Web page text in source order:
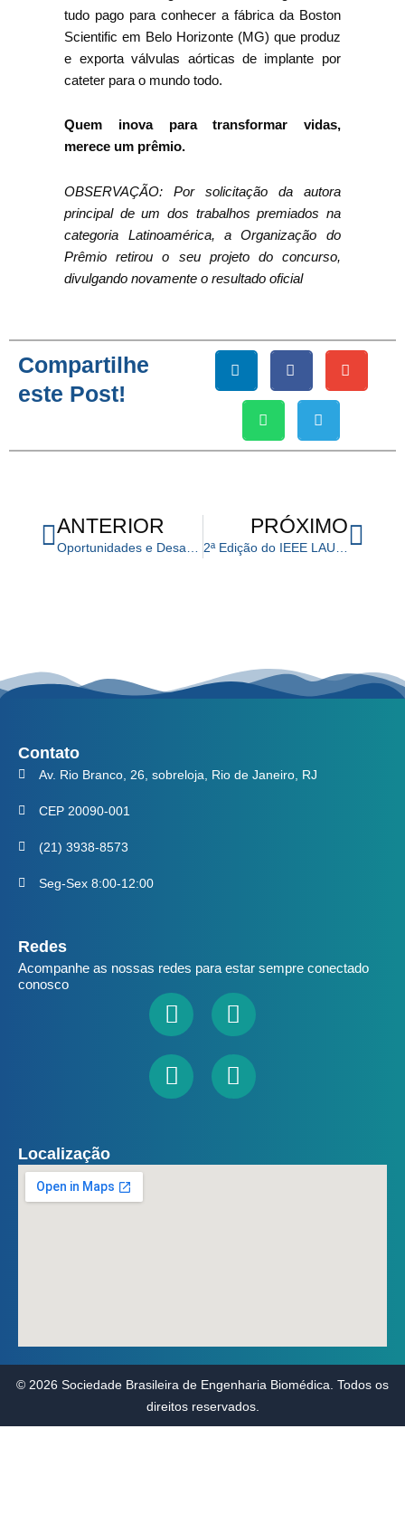
tudo pago para conhecer a fábrica da Boston
Scientific em Belo Horizonte (MG) que produz
e exporta válvulas aórticas de implante por
cateter para o mundo todo.
Quem inova para transformar vidas,
merece um prêmio.
OBSERVAÇÃO: Por solicitação da autora
principal de um dos trabalhos premiados na
categoria Latinoamérica, a Organização do
Prêmio retirou o seu projeto do concurso,
divulgando novamente o resultado oficial
Compartilhe
este Post!
Anterior
ANTERIOR
Oportunidades e Desafios da Pós-graduação para Inovação em Tecnologias aplicadas à Saúde
PRÓXIMO
2ª Edição do IEEE LAUS Symposium
Contato
Av. Rio Branco, 26, sobreloja, Rio de Janeiro, RJ
CEP 20090-001
(21) 3938-8573
Seg-Sex 8:00-12:00
Redes
Acompanhe as nossas redes para estar sempre conectado
conosco
FacebookLinkedin
YoutubeInstagram
Localização
© 2026 Sociedade Brasileira de Engenharia Biomédica. Todos os
direitos reservados.